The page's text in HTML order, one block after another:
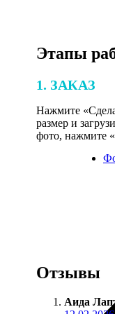
Этапы
1. ЗАКАЗ
Нажмите
размер и
фото, нажмите
Отзывы
Аида